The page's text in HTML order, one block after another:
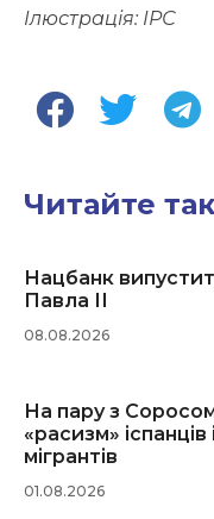
Ілюстрація: ІРС
Читайте
Нацбанк
Павла ІІ
08.08.2026
На пару з
«расизм»
мігрантів
01.08.2026